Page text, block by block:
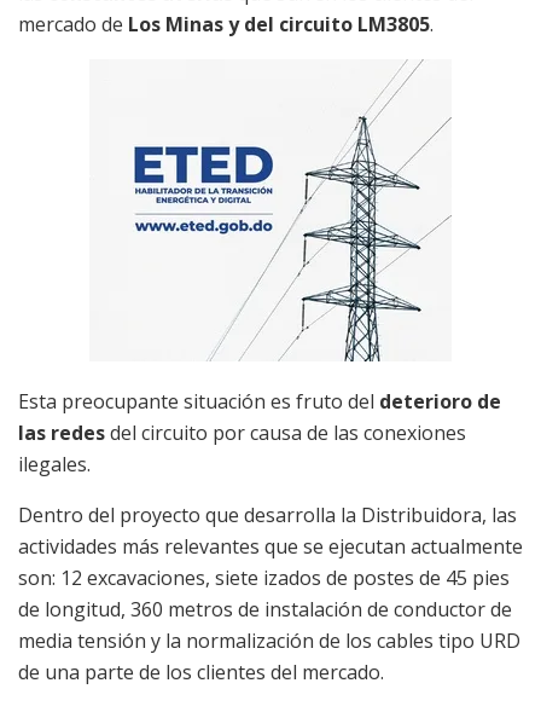
mercado de Los Minas y del circuito LM3805.
Esta preocupante situación es fruto del deterioro de
las redesdel circuito por causa de las conexiones
ilegales.
Dentro del proyecto que desarrolla la Distribuidora, las
actividades más relevantes que se ejecutan actualmente
son: 12 excavaciones, siete izados de postes de 45 pies
de longitud, 360 metros de instalación de conductor de
media tensión y la normalización de los cables tipo URD
de una parte de los clientes del mercado.